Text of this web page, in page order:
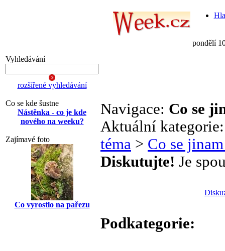
pondělí
Vyhledávání
rozšířené vyhledávání
Co se kde šustne
Nástěnka - co je kde
nového na weeku?
Zajímavé foto
Co vyrostlo na pařezu
Navigace: Co se
Aktuální
téma > Co se
Diskutujte! Je
Podkategorie: